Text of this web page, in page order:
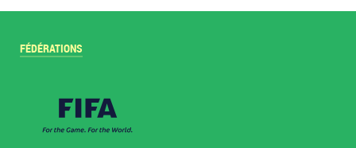
FÉDÉRATIONS